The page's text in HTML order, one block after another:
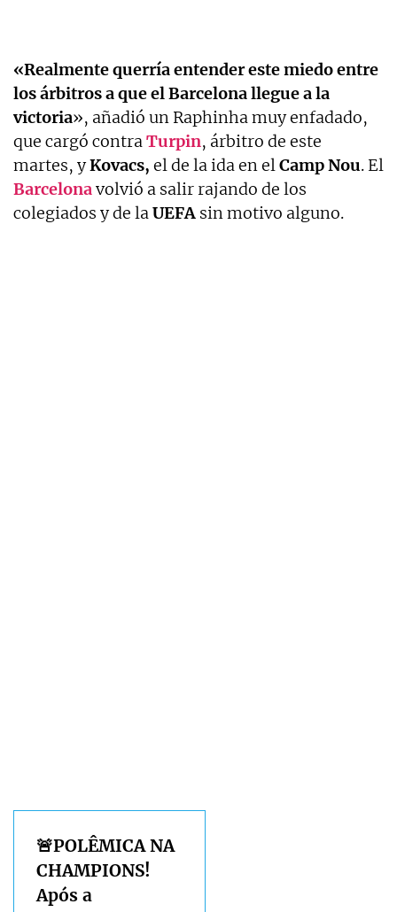
«Realmente querría entender este miedo entre
los árbitros a que el Barcelona llegue a la
victoria», añadió un Raphinha muy enfadado,
que cargó contraTurpin, árbitro de este
martes, yKovacs, el de la ida en elCamp Nou. El
Barcelonavolvió a salir rajando de los
colegiados y de laUEFA sin motivo alguno.
🚨POLÊMICA NA
CHAMPIONS!
Após a